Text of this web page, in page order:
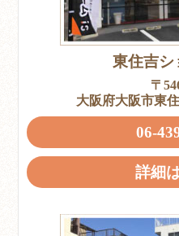
東住吉シ
〒
大阪府大阪市東
06-
詳細